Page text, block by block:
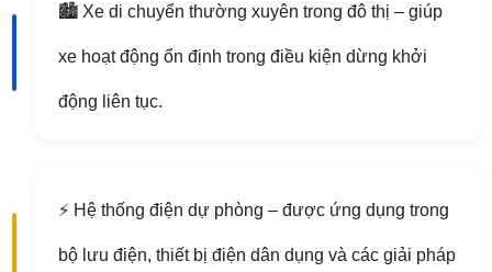
🏙️ Xe di chuyển thường xuyên trong đô thị – giúp
xe hoạt động ổn định trong điều kiện dừng khởi
động liên tục.
⚡ Hệ thống điện dự phòng – được ứng dụng trong
bộ lưu điện, thiết bị điện dân dụng và các giải pháp